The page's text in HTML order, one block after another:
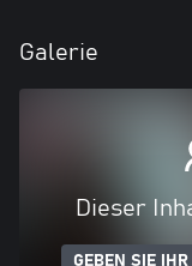
Galerie
Dieser
GEBEN SIE IHR